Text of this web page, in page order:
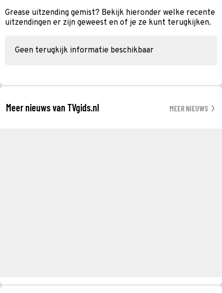
Grease uitzending gemist? Bekijk hieronder welke recente
uitzendingen er zijn geweest en of je ze kunt terugkijken.
Geen terugkijk informatie beschikbaar
Meer nieuws van TVgids.nl MEER NIEUWS